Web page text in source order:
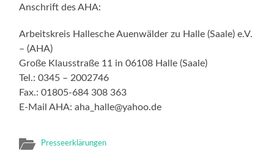
Anschrift des AHA:
Arbeitskreis Hallesche Auenwälder zu Halle (Saale) e.V.
– (AHA)
Große Klausstraße 11 in 06108 Halle (Saale)
Tel.: 0345 – 2002746
Fax.: 01805-684 308 363
E-Mail AHA: aha_halle@yahoo.de
Presseerklärungen